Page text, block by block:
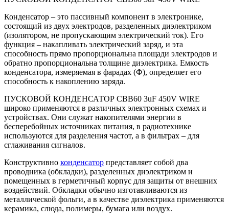
Конденсатор – это пассивный компонент в электронике,
состоящий из двух электродов, разделенных диэлектриком
(изолятором, не пропускающим электрический ток). Его
функция – накапливать электрический заряд, и эта
способность прямо пропорциональна площади электродов и
обратно пропорциональна толщине диэлектрика. Емкость
конденсатора, измеряемая в фарадах (Ф), определяет его
способность к накоплению заряда.
ПУСКОВОЙ КОНДЕНСАТОР CBB60 3uF 450V WIRE
широко применяются в различных электронных схемах и
устройствах. Они служат накопителями энергии в
бесперебойных источниках питания, в радиотехнике
используются для разделения частот, а в фильтрах – для
сглаживания сигналов.
Конструктивно конденсатор представляет собой два
проводника (обкладки), разделенных диэлектриком и
помещенных в герметичный корпус для защиты от внешних
воздействий. Обкладки обычно изготавливаются из
металлической фольги, а в качестве диэлектрика применяются
керамика, слюда, полимеры, бумага или воздух.